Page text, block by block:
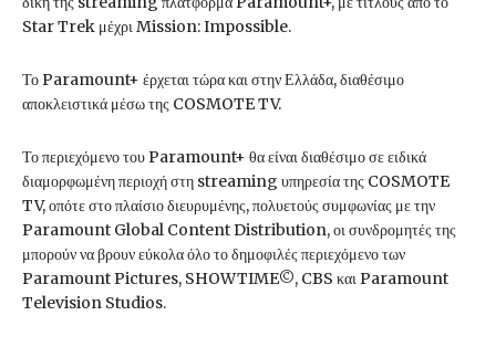
Star Trek μέχρι Mission: Impossible.
Το Paramount+ έρχεται τώρα και στην Ελλάδα, διαθέσιμο
αποκλειστικά μέσω της COSMOTE TV.
Το περιεχόμενο του Paramount+ θα είναι διαθέσιμο σε ειδικά
διαμορφωμένη περιοχή στη streaming υπηρεσία της COSMOTE
TV, οπότε στο πλαίσιο διευρυμένης, πολυετούς συμφωνίας με την
Paramount Global Content Distribution, οι συνδρομητές της
μπορούν να βρουν εύκολα όλο το δημοφιλές περιεχόμενο των
Paramount Pictures, SHOWTIME©, CBS και Paramount
Television Studios.